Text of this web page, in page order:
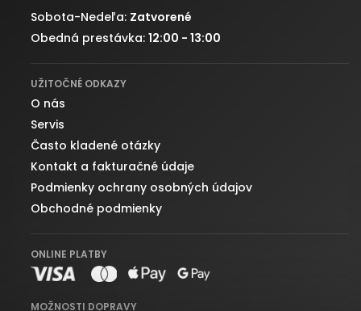
Sobota-Nedeľa: Zatvorené
Obedná prestávka: 12:00 - 13:00
UŽITOČNÉ ODKAZY
O nás
Servis
Často kladené otázky
Kontakt a fakturačné údaje
Podmienky ochrany osobných údajov
Obchodné podmienky
ONLINE PLATBY
MOŽNOSTI DOPRAVY